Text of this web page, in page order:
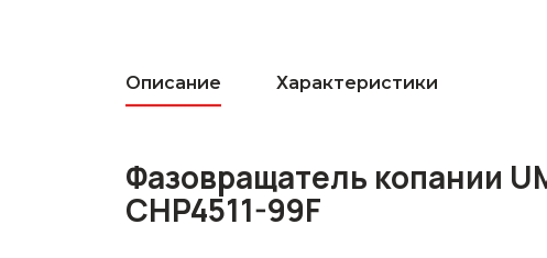
Описание Характеристики
Фазовращатель копании
CHP4511-99F